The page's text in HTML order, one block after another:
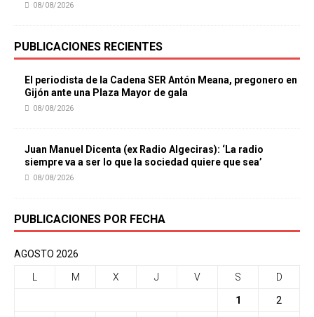
08/08/2026
PUBLICACIONES RECIENTES
El periodista de la Cadena SER Antón Meana, pregonero en
Gijón ante una Plaza Mayor de gala
08/08/2026
Juan Manuel Dicenta (ex Radio Algeciras): ‘La radio
siempre va a ser lo que la sociedad quiere que sea’
08/08/2026
PUBLICACIONES POR FECHA
AGOSTO 2026
M X J V S D
1 2